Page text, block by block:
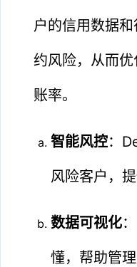
户的信用数据
约风险，从而
账率。
智能风控：
风险客户，
数据可视化
懂，帮助管